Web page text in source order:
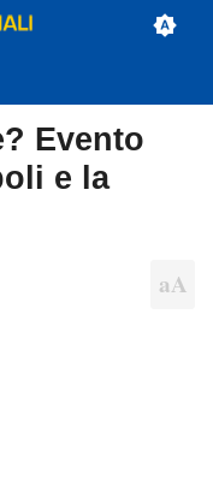
Evento
e la